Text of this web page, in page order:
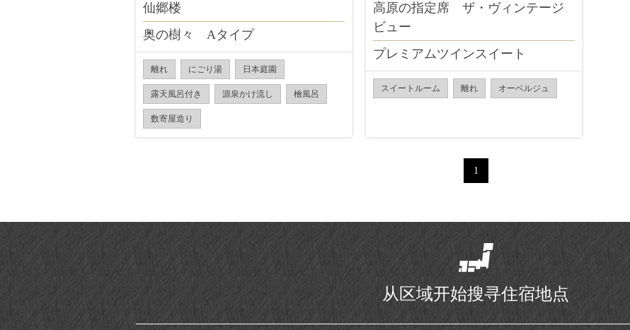
仙郷楼
奥の樹々 Aタイプ
離れ にごり湯 日本庭園
露天風呂付き 源泉かけ流し 檜風呂
数寄屋造り
高原の指定席 ザ・ヴィンテージ
ビュー
プレミアムツインスイート
スイートルーム 離れ オーベルジュ
1
从区域开始搜寻住宿地点